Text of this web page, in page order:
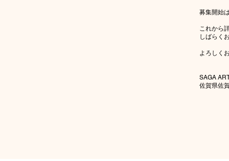
募集開始
これから
しばらく
よろしく
SAGA
佐賀県佐